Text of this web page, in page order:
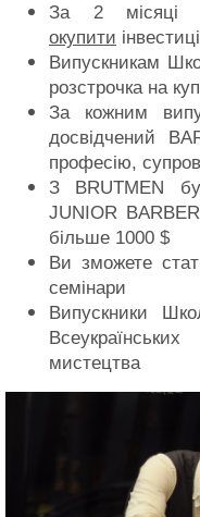
Sanny
За 2 місяці
окупити
Випускникам
розстрочка на
За кожним
досвідчений
професію,
З BRUTMEN
JUNIOR
більше 1000 $
Ви зможете
семінари
Випускники
мистецтва